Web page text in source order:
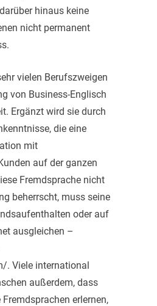
hinaus keine
nicht permanent
vielen Berufszweigen
von Business-Englisch
Ergänzt wird sie durch
die eine
mit
auf der ganzen
Fremdsprache nicht
beherrscht, muss seine
oder auf
ausgleichen –
. Viele international
außerdem, dass
erlernen,